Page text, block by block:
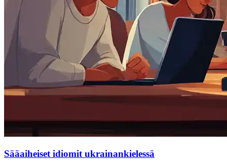
Sääaiheiset idiomit ukrainankielessä